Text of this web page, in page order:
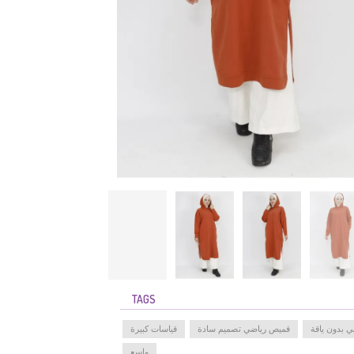
TAGS
قياسات كبيرة قميص رياضي تصميم سادة بدون ياقة
واسع